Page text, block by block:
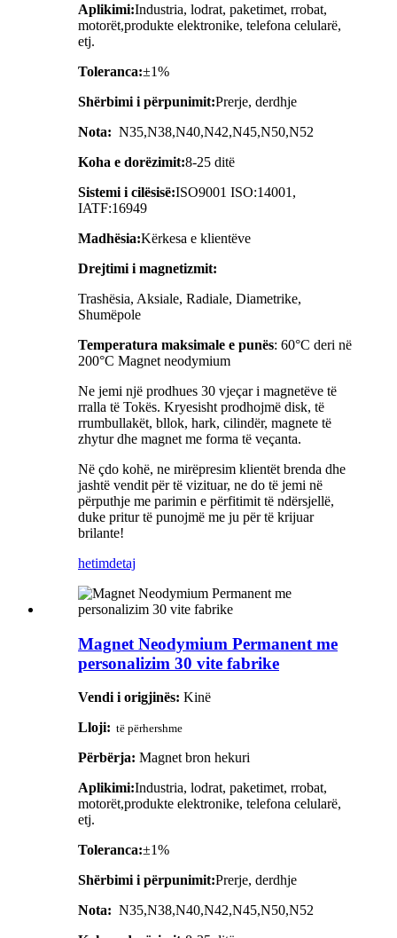
Aplikimi:Industria, lodrat, paketimet, rrobat,
motorët,produkte elektronike, telefona celularë,
etj.
Toleranca:±1%
Shërbimi i përpunimit:Prerje, derdhje
Nota: N35,N38,N40,N42,N45,N50,N52
Koha e dorëzimit:8-25 ditë
Sistemi i cilësisë:ISO9001 ISO:14001,
IATF:16949
Madhësia:Kërkesa e klientëve
Drejtimi i magnetizmit:
Trashësia, Aksiale, Radiale, Diametrike,
Shumëpole
Temperatura maksimale e punës: 60°C deri në
200°C Magnet neodymium
Ne jemi një prodhues 30 vjeçar i magnetëve të
rralla të Tokës. Kryesisht prodhojmë disk, të
rrumbullakët, bllok, hark, cilindër, magnete të
zhytur dhe magnet me forma të veçanta.
Në çdo kohë, ne mirëpresim klientët brenda dhe
jashtë vendit për të vizituar, ne do të jemi në
përputhje me parimin e përfitimit të ndërsjellë,
duke pritur të punojmë me ju për të krijuar
brilante!
hetimdetaj
Magnet Neodymium Permanent me
personalizim 30 vite fabrike
Vendi i origjinës: Kinë
Lloji: të përhershme
Përbërja: Magnet bron hekuri
Aplikimi:Industria, lodrat, paketimet, rrobat,
motorët,produkte elektronike, telefona celularë,
etj.
Toleranca:±1%
Shërbimi i përpunimit:Prerje, derdhje
Nota: N35,N38,N40,N42,N45,N50,N52